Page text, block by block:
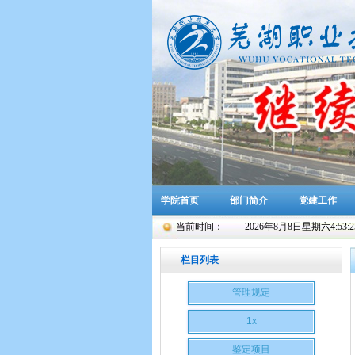
学院首页 部门简介 党建工作
当前时间： 2026年8月8日星期六
栏目列表
管理规定
1x
鉴定项目